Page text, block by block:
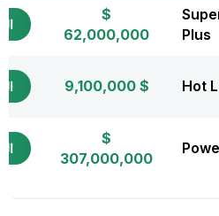
Plus
$
62,000,000
Hot
$ 9,100,000
$
307,000,000